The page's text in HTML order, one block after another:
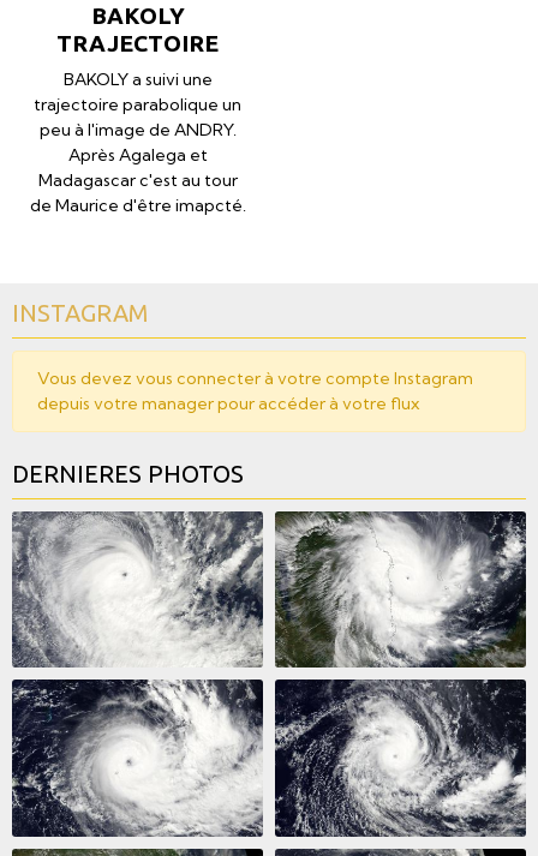
BAKOLY
TRAJECTOIRE
BAKOLY a suivi une
trajectoire parabolique un
peu à l'image de ANDRY.
Après Agalega et
Madagascar c'est au tour
de Maurice d'être imapcté.
INSTAGRAM
Vous devez vous connecter à votre compte Instagram
depuis votre manager pour accéder à votre flux
DERNIERES PHOTOS